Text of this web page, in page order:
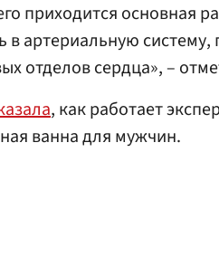
приходится основная
в артериальную
отделов сердца», –
, как работает
ванна для мужчин.